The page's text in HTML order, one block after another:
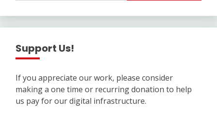
Support Us!
If you appreciate our work, please consider
making a one time or recurring donation to help
us pay for our digital infrastructure.